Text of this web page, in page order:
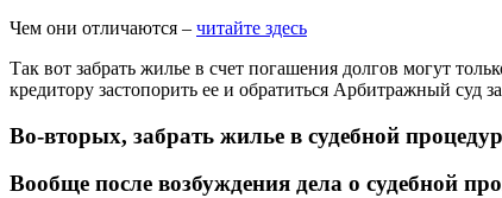
Чем они отличаются – читайте здесь
Так вот забрать жилье в счет погашения долгов могут
кредитору застопорить ее и обратиться Арбитражный суд
Во-вторых, забрать жилье в судебной
Вообще после возбуждения дела о судебной